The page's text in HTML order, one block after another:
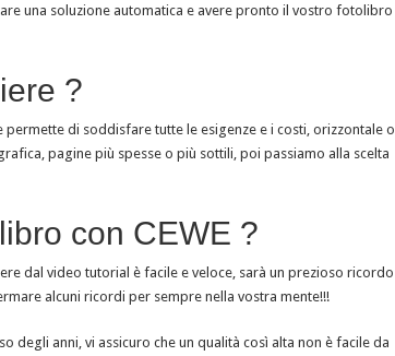
una soluzione automatica e avere pronto il vostro fotolibro
?
permette di soddisfare tutte le esigenze e i costi, orizzontale o
pagine più spesse o più sottili, poi passiamo alla scelta
con CEWE ?
dal video tutorial è facile e veloce, sarà un prezioso ricordo
alcuni ricordi per sempre nella vostra mente!!!
anni, vi assicuro che un qualità così alta non è facile da